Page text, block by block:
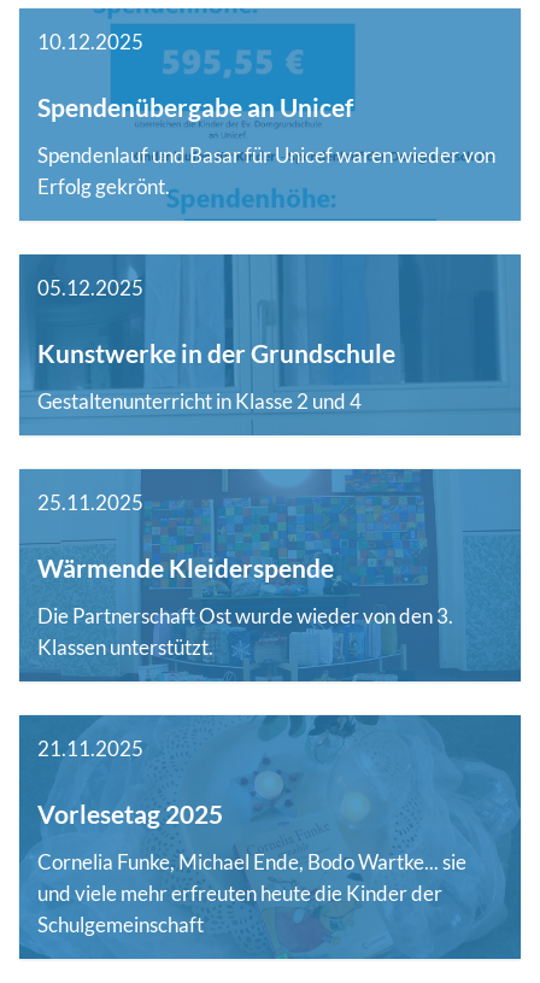
10.12.2025
Spendenübergabe an Unicef
Spendenlauf und Basar für Unicef waren wieder von
Erfolg gekrönt.
05.12.2025
Kunstwerke in der Grundschule
Gestaltenunterricht in Klasse 2 und 4
25.11.2025
Wärmende Kleiderspende
Die Partnerschaft Ost wurde wieder von den 3.
Klassen unterstützt.
21.11.2025
Vorlesetag 2025
Cornelia Funke, Michael Ende, Bodo Wartke... sie
und viele mehr erfreuten heute die Kinder der
Schulgemeinschaft